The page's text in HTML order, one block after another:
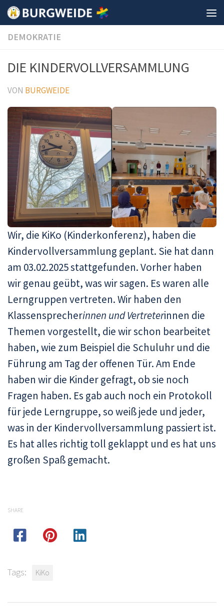
Unter dem Inhalt
DEMOKRATIE
DIE KINDERVOLLVERSAMMLUNG
VON BURGWEIDE
Wir, die KiKo (Kinderkonferenz), haben die
Kindervollversammlung geplant. Sie hat dann
am 03.02.2025 stattgefunden. Vorher haben
wir genau geübt, was wir sagen. Es waren alle
Lerngruppen vertreten. Wir haben den
Klassensprecherinnen und Vertreterinnen die
Themen vorgestellt, die wir schon bearbeitet
haben, wie zum Beispiel die Schuluhr und die
Führung am Tag der offenen Tür. Am Ende
haben wir die Kinder gefragt, ob sie noch
Fragen haben. Es gab auch noch ein Protokoll
für jede Lerngruppe, so weiß jede und jeder,
was in der Kindervollversammlung passiert ist.
Es hat alles richtig toll geklappt und es hat uns
großen Spaß gemacht.
SHARE
Tags: KiKo